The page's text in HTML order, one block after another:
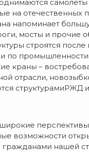
самолеты
на отечественных
напоминает
мосты и прочие
строятся
по
краны –
отрасли,
структурамиРЖД и
возможности
нашей